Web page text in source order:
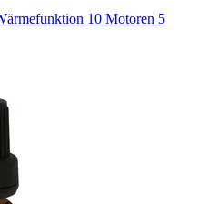
10 Motoren 5